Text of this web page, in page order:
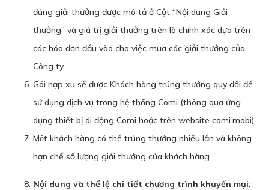
đúng giải thưởng được mô tả ở Cột “Nội dung Giải
thưởng” và giá trị giải thưởng trên là chính xác dựa trên
các hóa đơn đầu vào cho việc mua các giải thưởng của
Công ty.
Gói nạp xu sẽ được Khách hàng trúng thưởng quy đổi để
sử dụng dịch vụ trong hệ thống Comi (thông qua ứng
dụng thiết bị di động Comi hoặc trên website comi.mobi).
Một khách hàng có thể trúng thưởng nhiều lần và không
hạn chế số lượng giải thưởng của khách hàng.
Nội dung và thể lệ chi tiết chương trình khuyến mại: